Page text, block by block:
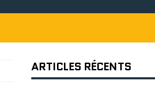
ARTICLES RÉCENTS